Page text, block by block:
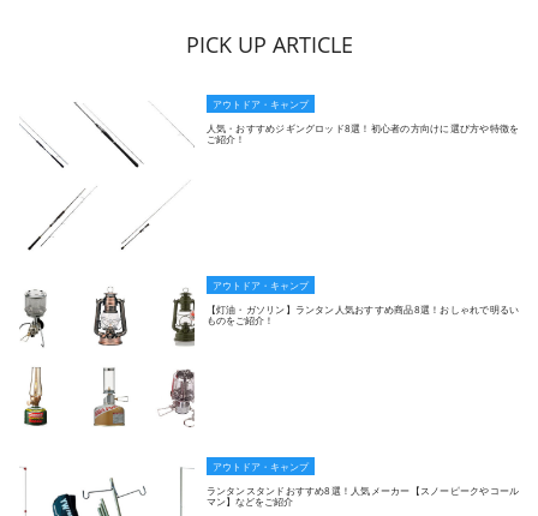
PICK UP ARTICLE
アウトドア・キャンプ
人気・おすすめジギングロッド8選！初心者の方向けに選び方や特徴を
ご紹介！
アウトドア・キャンプ
【灯油・ガソリン】ランタン人気おすすめ商品8選！おしゃれで明るい
ものをご紹介！
アウトドア・キャンプ
ランタンスタンドおすすめ8選！人気メーカー【スノーピークやコール
マン】などをご紹介